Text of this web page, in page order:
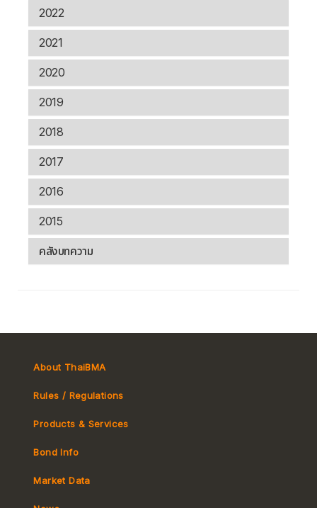
2022
2021
2020
2019
2018
2017
2016
2015
คลังบทความ
About ThaiBMA
Rules / Regulations
Tax
Products & Services
Bond Info
Market Data